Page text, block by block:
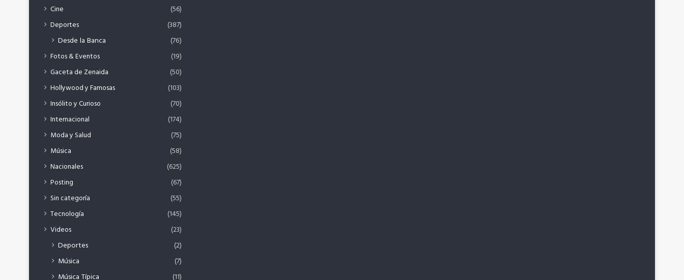
Cine
(56)
Deportes
(387)
Desde la Banca (76)
Fotos & Eventos
(19)
Gaceta de Zenaida
(50)
Hollywood y Famosas
(103)
Insólito y Curioso
(70)
Internacional
(174)
Moda y Salud
(75)
Música
(58)
Nacionales
(625)
Posting
(67)
Sin categoría
(55)
Tecnología
(145)
Videos
(23)
Deportes
(2)
Música
(7)
Música Típica
(11)